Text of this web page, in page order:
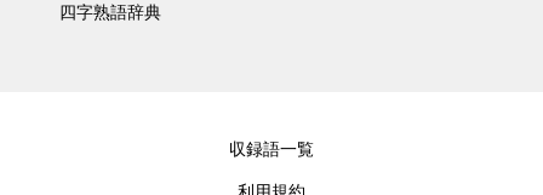
四字熟語辞典
収録語一覧